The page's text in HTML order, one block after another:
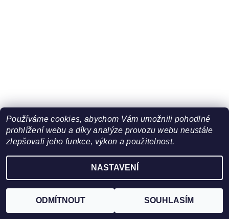
Používáme cookies, abychom Vám umožnili pohodlné
prohlížení webu a díky analýze provozu webu neustále
zlepšovali jeho funkce, výkon a použitelnost.
NASTAVENÍ
ODMÍTNOUT SOUHLASÍM